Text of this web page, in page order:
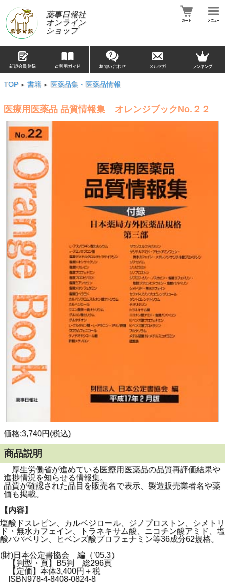
薬事日報社
オンライン
ショップ
TOP > 書籍 > 医薬品集・医薬品情報
医療用医薬品 品質情報集 オレンジブックNo.２２
価格:3,740円(税込)
商品説明
厚生労働省が進めている医療用医薬品の品質再評価結果や
進捗情況を知らせる情報集。
品質が確認された品目を販売名で表示、製造販売業者名や薬
価も掲載。
【内容】
塩酸ドスレピン、カルベジロール、ジノプロストン、シメトリ
ド・無水カフェイン、トラネキサム酸、ニコチン酸アミド、塩
酸パパベリン、ヒベンズ酸プロフェナミン等36成分62規格。
(財)日本公定書協会 編（’05.3）
【判型・頁】B5判 総296頁
【定価】本体3,400円＋税
ISBN978-4-8408-0824-8